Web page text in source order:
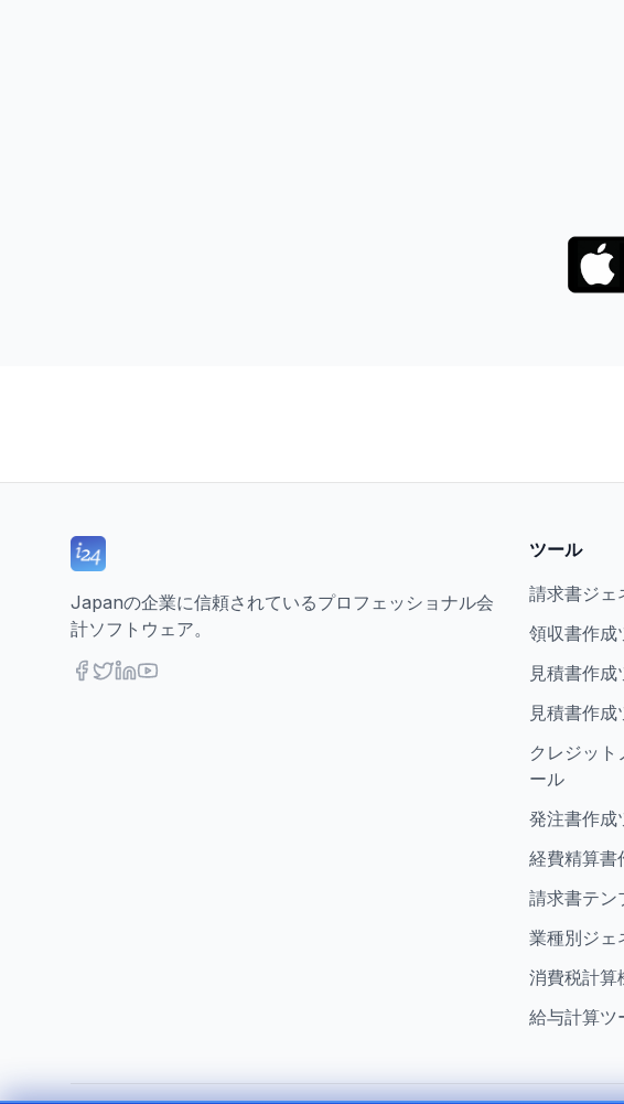
Japanの企業に信頼されているプロフェッショナル会
計ソフトウェア。
ツール
請求書ジェ
領収書作成
見積書作成
見積書作成
クレジット
ール
発注書作成
経費精算書
請求書テン
業種別ジェ
消費税計算
給与計算ツ